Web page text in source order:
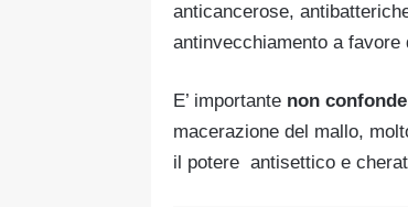
anticancerose,
antinvecchiamento a favore
E’ importante non
macerazione del mallo,
il potere antisettico e